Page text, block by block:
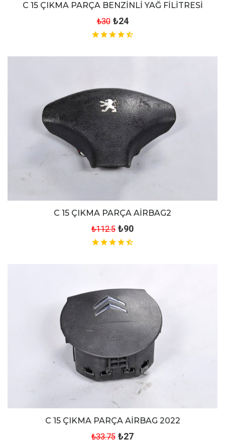
C 15 ÇIKMA PARÇA BENZİNLİ YAĞ FİLİTRESİ
₺30 ₺24
C 15 ÇIKMA PARÇA AİRBAG2
₺112.5 ₺90
C 15 ÇIKMA PARÇA AİRBAG 2022
₺33.75 ₺27